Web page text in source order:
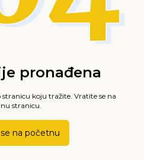
pronađena
koju tražite. Vratite se na
stranicu.
na početnu